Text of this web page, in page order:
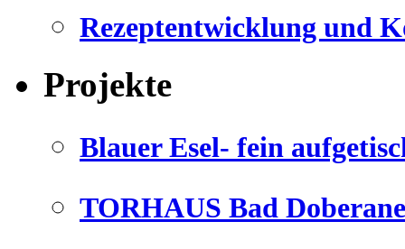
Rezeptentwicklung und
Projekte
Blauer Esel- fein
TORHAUS Bad